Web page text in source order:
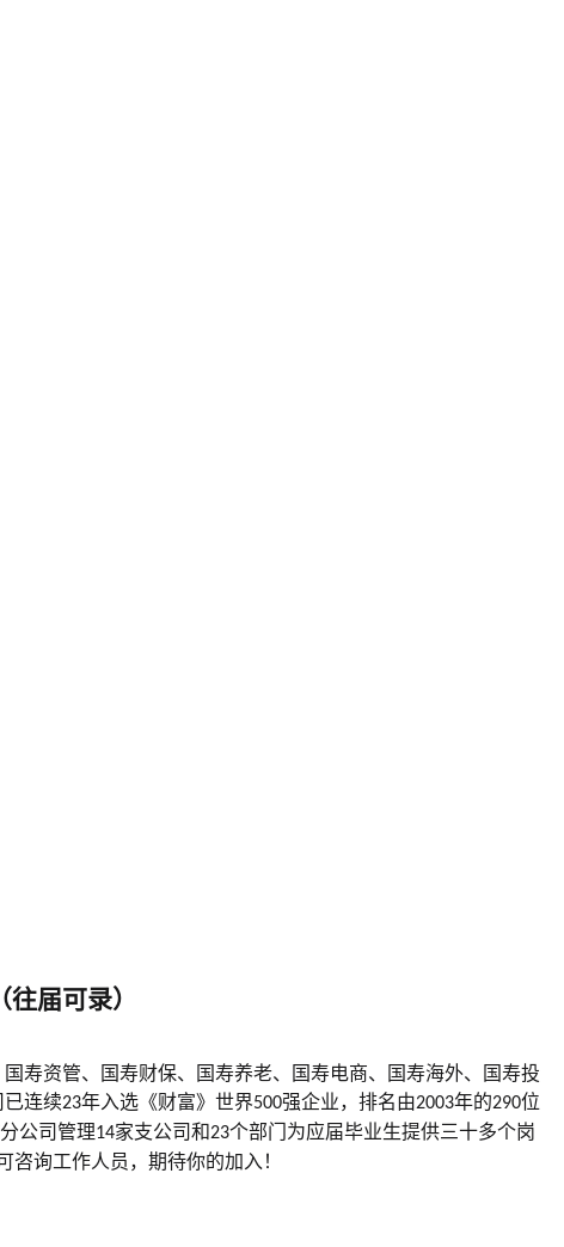
届可录）
寿资管、国寿财保、国寿养老、国寿电商、国寿海外、国寿投
连续23年入选《财富》世界500强企业，排名由2003年的290位
公司管理14家支公司和23个部门为应届毕业生提供三十多个岗
询工作人员，期待你的加入！